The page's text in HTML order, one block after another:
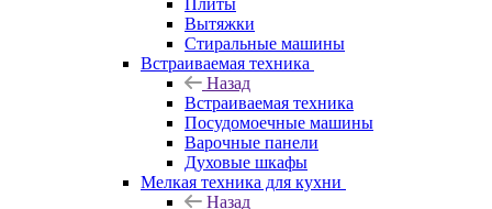
Плиты
Вытяжки
Стиральные машины
Встраиваемая техника
Назад
Встраиваемая техника
Посудомоечные машины
Варочные панели
Духовые шкафы
Мелкая техника для кухни
Назад